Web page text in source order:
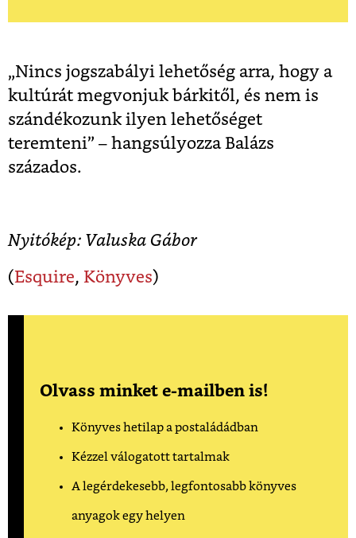
„Nincs jogszabályi lehetőség arra, hogy a
kultúrát megvonjuk bárkitől, és nem is
szándékozunk ilyen lehetőséget
teremteni” – hangsúlyozza Balázs
százados.
Nyitókép: Valuska Gábor
(Esquire, Könyves)
Olvass minket e-mailben is!
Könyves hetilap a postaládádban
Kézzel válogatott tartalmak
A legérdekesebb, legfontosabb könyves
anyagok egy helyen